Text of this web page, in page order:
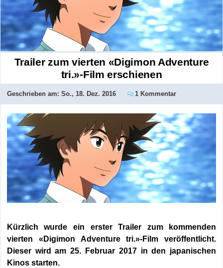
Trailer zum vierten «Digimon Adventure
tri.»-Film erschienen
Geschrieben am: So., 18. Dez. 2016 1 Kommentar
Kürzlich wurde ein erster Trailer zum kommenden
vierten «Digimon Adventure tri.»-Film veröffentlicht.
Dieser wird am 25. Februar 2017 in den japanischen
Kinos starten.